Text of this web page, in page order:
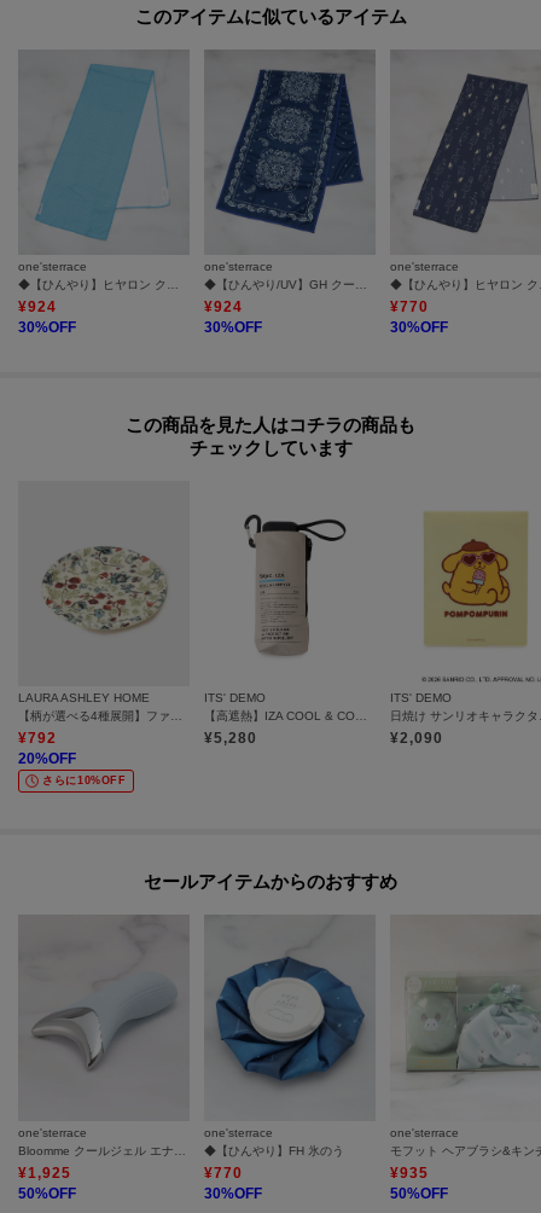
このアイテムに似ているアイテム
one'sterrace
¥924
30%OFF
one'sterrace
¥924
30%OFF
one'sterrace
¥770
30%OFF
この商品を見た人はコチラの商品も
チェックしています
LAURA ASHLEY HOME
【柄が選べる4種展開】ファブリックコースター
¥792
20%OFF
さらに10%OFF
ITS' DEMO
【高遮熱】IZA COOL & COMPACT 折りたたみ傘 日傘
¥5,280
ITS' DEMO
日
¥2,090
セールアイテムからのおすすめ
one'sterrace
¥1,925
50%OFF
one'sterrace
◆【ひんやり】FH 氷のう
¥770
30%OFF
one'sterrace
¥935
50%OFF